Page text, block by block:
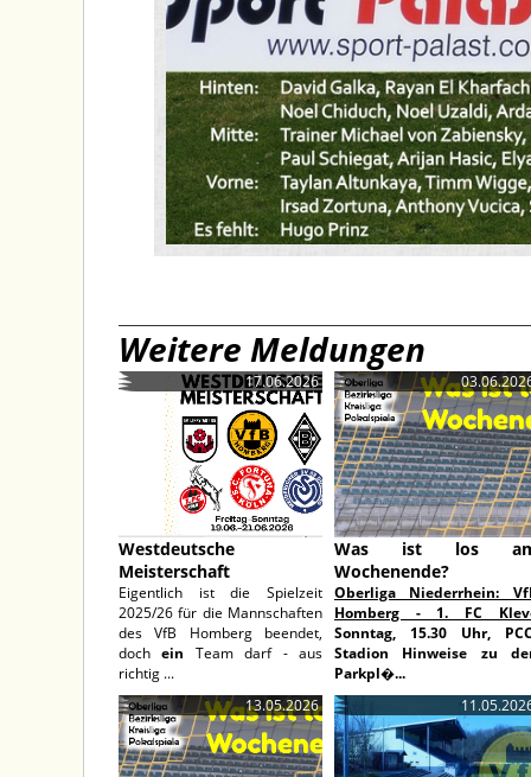
Weitere Meldungen
17.06.2026
Westdeutsche
Meisterschaft
Eigentlich ist die Spielzeit
2025/26 für die Mannschaften
des VfB Homberg beendet,
dochein Team darf - aus
richtig ...
Was ist los
Wochenende?
Oberliga Niederrhein:
Homberg - 1. FC
Sonntag, 15.30 Uhr,
Stadion
Hinweise zu
Parkpl�...
13.05.2026